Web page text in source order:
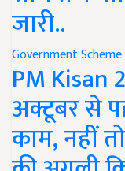
जारी..
Government Scheme
PM Kisan
अक्टूबर से
काम, नहीं